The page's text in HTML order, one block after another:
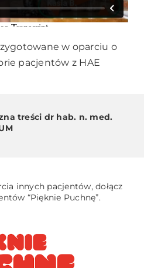
w oparciu o
pacjentów z HAE
treści dr hab. n. med.
innych pacjentów, dołącz
“Pięknie Puchnę”.